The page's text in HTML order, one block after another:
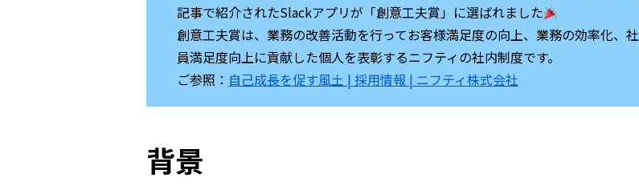
記事で紹介されたSlackアプリが「創意工夫賞」に選ばれました
創意工夫賞は、業務の改善活動を行ってお客様満足度の向上、業務の効率化、社
員満足度向上に貢献した個人を表彰するニフティの社内制度です。
ご参照： 自己成長を促す風土 | 採用情報 | ニフティ株式会社
背景